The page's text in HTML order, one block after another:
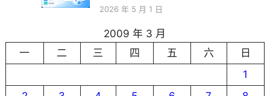
2026 年 5 月 1 日
2009 年 3 月
一
二 三 四 五 六
日
1